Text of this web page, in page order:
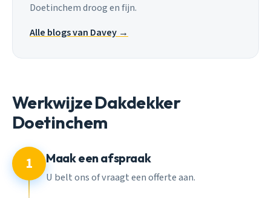
Doetinchem droog en fijn.
Alle blogs van Davey →
Werkwijze Dakdekker
Doetinchem
1 Maak een afspraak
U belt ons of vraagt een offerte aan.